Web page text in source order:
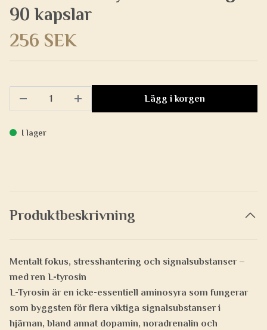
90 kapslar
256 SEK
Lägg i korgen
I lager
Produktbeskrivning
Mentalt fokus, stresshantering och signalsubstanser –
med ren L-tyrosin
L-Tyrosin är en icke-essentiell aminosyra som fungerar
som byggsten för flera viktiga signalsubstanser i
hjärnan, bland annat dopamin, noradrenalin och